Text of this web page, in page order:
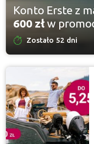
Konto Erste z
600 złw
Zostało 52 dni